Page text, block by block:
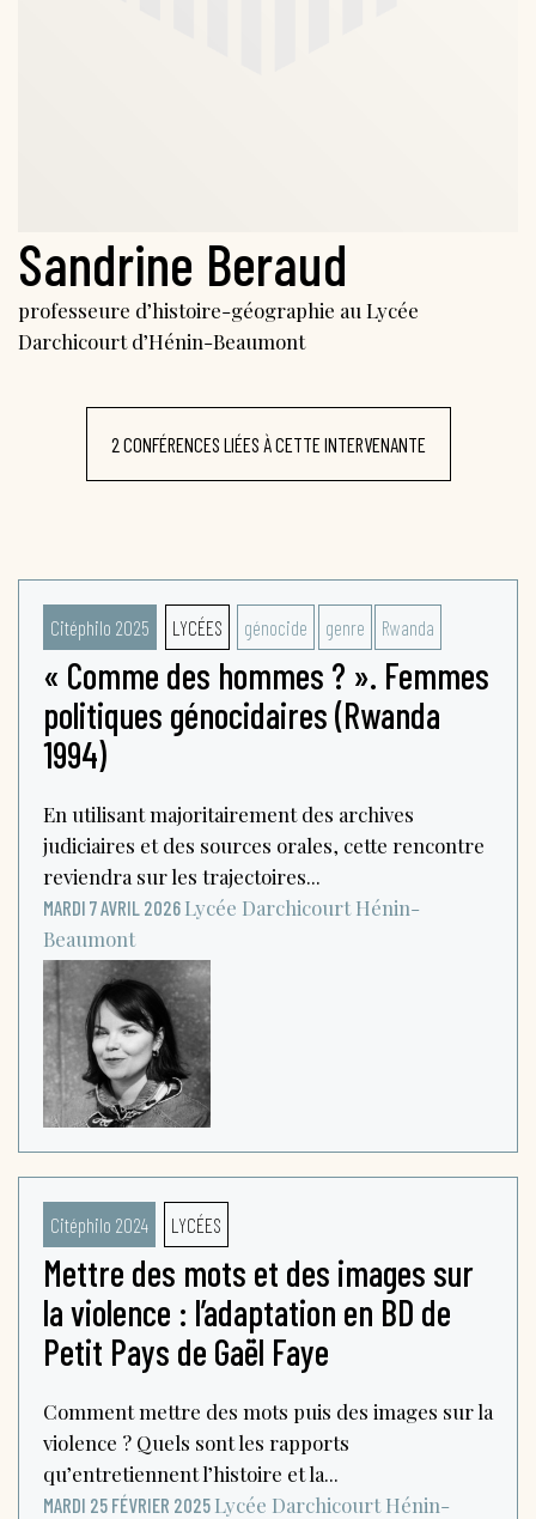
Sandrine Beraud
professeure d’histoire-géographie au Lycée
Darchicourt d’Hénin-Beaumont
2 CONFÉRENCES LIÉES À CETTE INTERVENANTE
Citéphilo 2025 LYCÉES génocide genre Rwanda
« Comme des hommes ? ». Femmes
politiques génocidaires (Rwanda
1994)
En utilisant majoritairement des archives
judiciaires et des sources orales, cette rencontre
reviendra sur les trajectoires...
MARDI 7 AVRIL 2026 Lycée Darchicourt Hénin-
Beaumont
Citéphilo 2024 LYCÉES
Mettre des mots et des images sur
la violence : l’adaptation en BD de
Petit Pays de Gaël Faye
Comment mettre des mots puis des images sur la
violence ? Quels sont les rapports
qu’entretiennent l’histoire et la...
MARDI 25 FÉVRIER 2025 Lycée Darchicourt Hénin-